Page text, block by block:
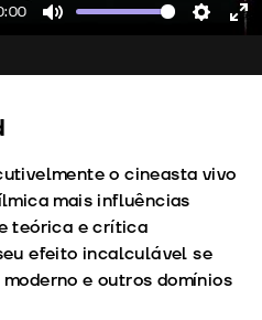
o cineasta vivo
mais influências
teórica e crítica
efeito incalculável se
e outros domínios